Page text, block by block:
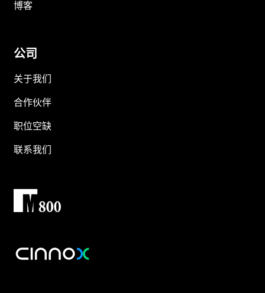
博客
公司
关于我们
合作伙伴
职位空缺
联系我们